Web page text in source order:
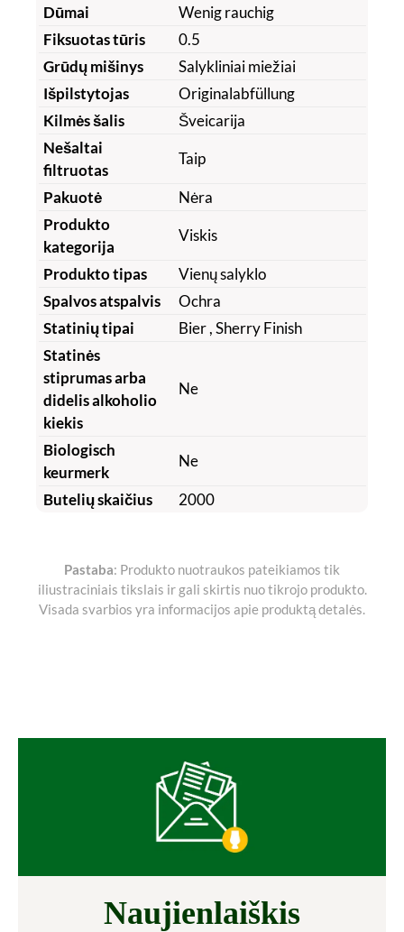
Dūmai
Wenig rauchig
Fiksuotas tūris
0.5
Grūdų mišinys
Salykliniai miežiai
Išpilstytojas
Originalabfüllung
Kilmės šalis
Šveicarija
Nešaltai
filtruotas
Taip
Pakuotė
Nėra
Produkto
kategorija
Viskis
Produkto tipas
Vienų salyklo
Spalvos atspalvis
Ochra
Statinių tipai
Bier, Sherry Finish
Statinės
stiprumas arba
didelis alkoholio
kiekis
Ne
Biologisch
keurmerk
Ne
Butelių skaičius 2000
Pastaba: Produkto nuotraukos pateikiamos tik
iliustraciniais tikslais ir gali skirtis nuo tikrojo produkto.
Visada svarbios yra informacijos apie produktą detalės.
Naujienlaiškis